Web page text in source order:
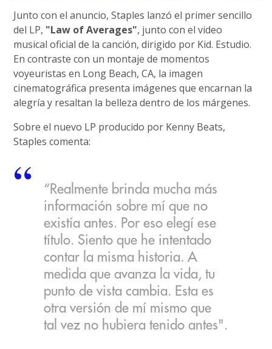
Junto con el anuncio, Staples lanzó el primer sencillo
del LP, "Law of Averages", junto con el video
musical oficial de la canción, dirigido por Kid. Estudio.
En contraste con un montaje de momentos
voyeuristas en Long Beach, CA, la imagen
cinematográfica presenta imágenes que encarnan la
alegría y resaltan la belleza dentro de los márgenes.
Sobre el nuevo LP producido por Kenny Beats,
Staples comenta:
“Realmente brinda mucha más
información sobre mí que no
existía antes. Por eso elegí ese
título. Siento que he intentado
contar la misma historia. A
medida que avanza la vida, tu
punto de vista cambia. Esta es
otra versión de mí mismo que
tal vez no hubiera tenido antes".